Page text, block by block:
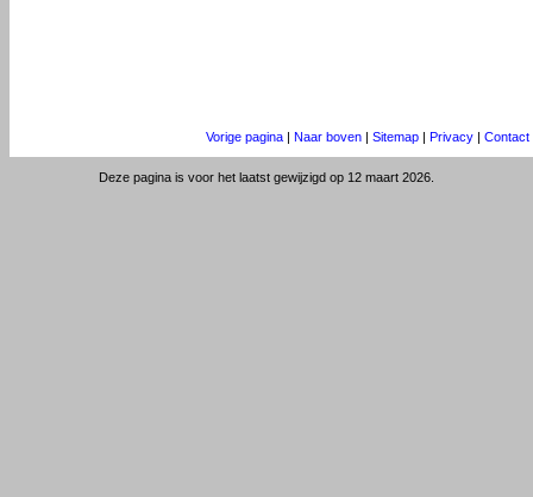
Vorige pagina | Naar boven | Sitemap | Privacy | Contact
Deze pagina is voor het laatst gewijzigd op 12 maart 2026.